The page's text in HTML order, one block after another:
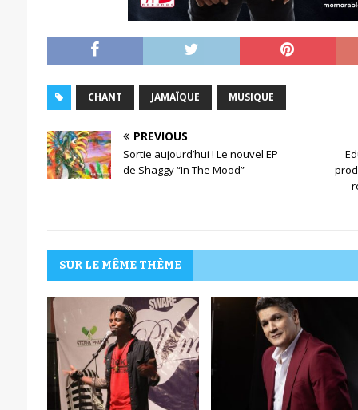
CHANT JAMAÏQUE MUSIQUE
PREVIOUS
Sortie aujourd’hui ! Le nouvel EP
de Shaggy “In The Mood”
SUR LE MÊME THÈME